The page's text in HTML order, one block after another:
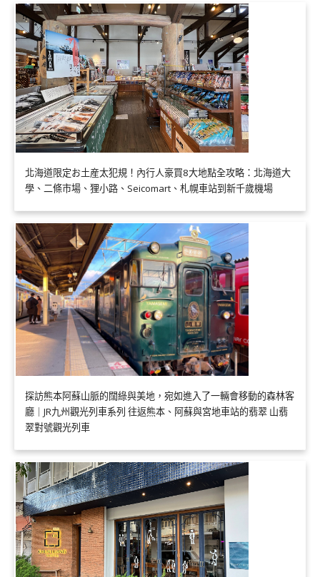
北海道限定お土産太犯規！內行人豪買8大地點全攻略：北海道大
學、二條市場、狸小路、Seicomart、札幌車站到新千歲機場
探訪熊本阿蘇山脈的闊綠與美地，宛如進入了一輛會移動的森林客
廳｜JR九州觀光列車系列 往返熊本、阿蘇與宮地車站的翡翠 山翡
翠對號觀光列車